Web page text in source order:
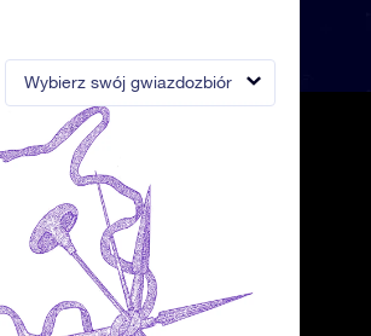
Wybierz swój gwiazdozbiór